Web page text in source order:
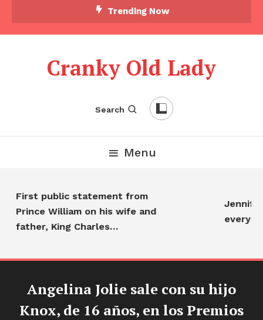
Trending Now
Cranky Old Lady
Search
Menu
First public statement from
Prince William on his wife and
father, King Charles…
Jennifer
Angelina Jolie sale con su hijo
Knox, de 16 años, en los Premios